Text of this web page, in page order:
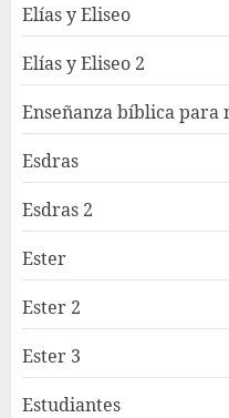
Elías y Eliseo
Elías y Eliseo 2
Enseñanza bíblica para
Esdras
Esdras 2
Ester
Ester 2
Ester 3
Estudiantes